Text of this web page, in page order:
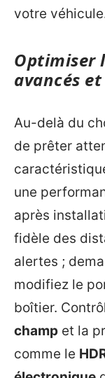
votre
Optimiser
avancés
Au-delà du
de prêter
une
après
fidèle des
alertes ;
modifiez le
boîtier.
champ et la
comme le